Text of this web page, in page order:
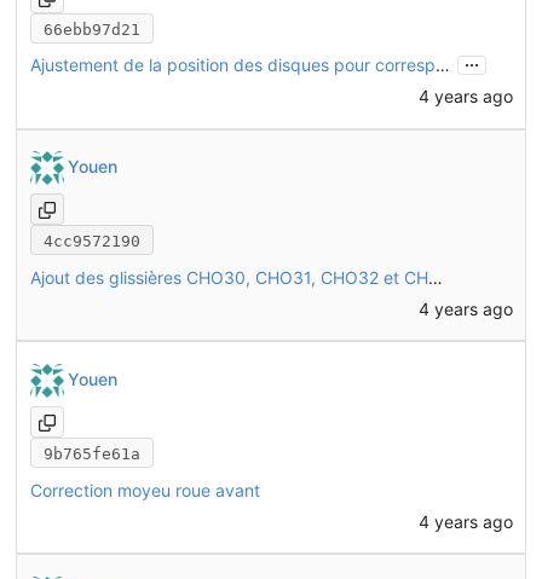
66ebb97d21
Ajustement de la position des disques pour correspondre à la réalité
...
4 years ago
Youen
4cc9572190
Ajout des glissières CHO30, CHO31, CHO32 et CHO33 à l'assemblage
4 years ago
Youen
9b765fe61a
Correction moyeu roue avant
4 years ago